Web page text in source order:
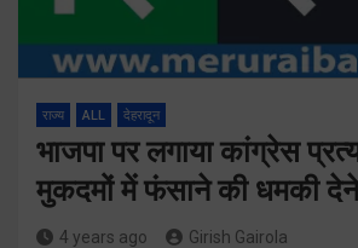
राज्य ALL देहरादून
भाजपा पर लगाया कांग्रेस
मुकदमों में फंसाने की धमकी
4 years ago Girish Gairola